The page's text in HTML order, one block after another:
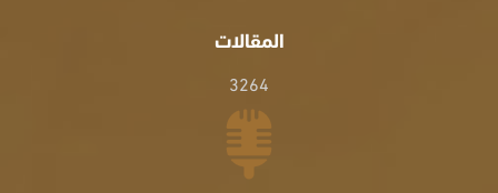
المقالات
3264